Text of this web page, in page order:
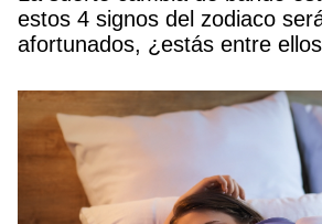
estos 4 signos del zodiaco
afortunados, ¿estás entre